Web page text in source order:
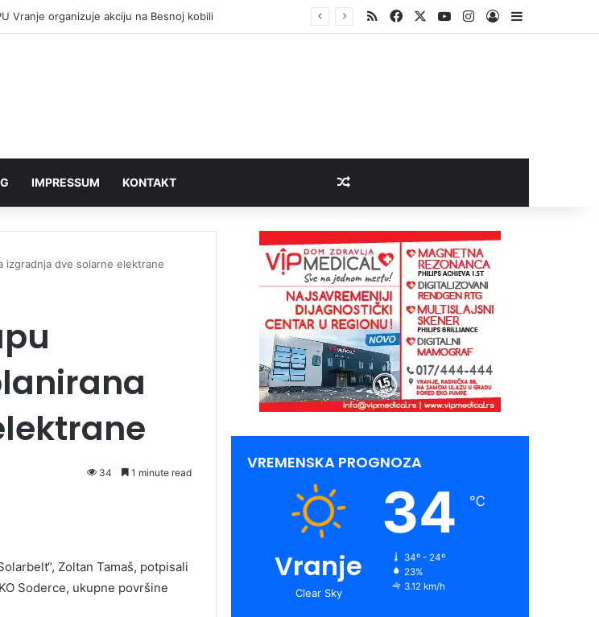
Vranje organizuje akciju na Besnoj kobili RSSFacebookYouTubeInstagram
Log InSidebar
IMPRESSUM KONTAKT Random Article
izgradnja dve solarne elektrane
34 1 minute read
Zoltan Tamaš, potpisali
Soderce, ukupne površine
VREMENSKA PROGNOZA
Vranje
Clear Sky
34 ℃
34º - 24º
23%
3.12 km/h